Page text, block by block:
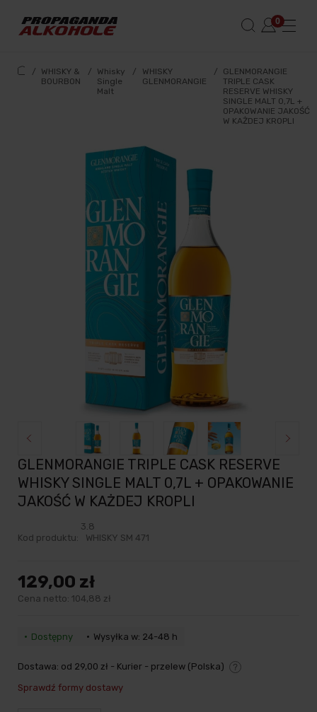
/
WHISKY &
BOURBON
/
Whisky
Single
Malt
/
WHISKY
GLENMORANGIE
/
GLENMORANGIE
TRIPLE CASK
RESERVE WHISKY
SINGLE MALT 0,7L +
OPAKOWANIE JAKOŚĆ
W KAŻDEJ KROPLI
GLENMORANGIE TRIPLE CASK RESERVE
WHISKY SINGLE MALT 0,7L + OPAKOWANIE
JAKOŚĆ W KAŻDEJ KROPLI
3.8
Kod produktu:
WHISKY SM 471
129,00 zł
Cena netto: 104,88 zł
Dostępny Wysyłka w: 24-48 h
Dostawa: od 29,00 zł - Kurier - przelew (Polska)
Sprawdź formy dostawy